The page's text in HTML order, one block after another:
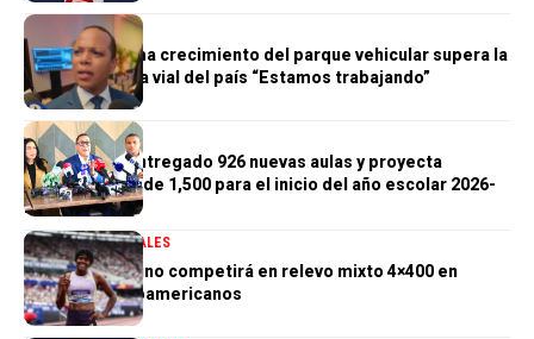
GENERALES
Morrison afirma crecimiento del parque vehicular supera la
infraestructura vial del país “Estamos trabajando”
GENERALES
Gobierno ha entregado 926 nuevas aulas y proyecta
alcanzar meta de 1,500 para el inicio del año escolar 2026-
2027
DEPORTESGENERALES
Marileidy Paulino competirá en relevo mixto 4×400 en
Juegos Centroamericanos